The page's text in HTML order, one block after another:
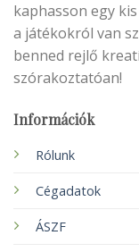
kaphasson egy
a játékokról van
benned rejlő
szórakoztatóan!
Információk
Rólunk
Cégadatok
ÁSZF